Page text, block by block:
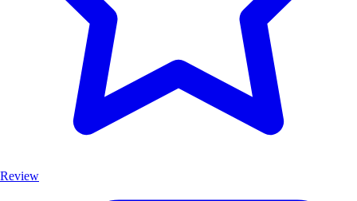
Review